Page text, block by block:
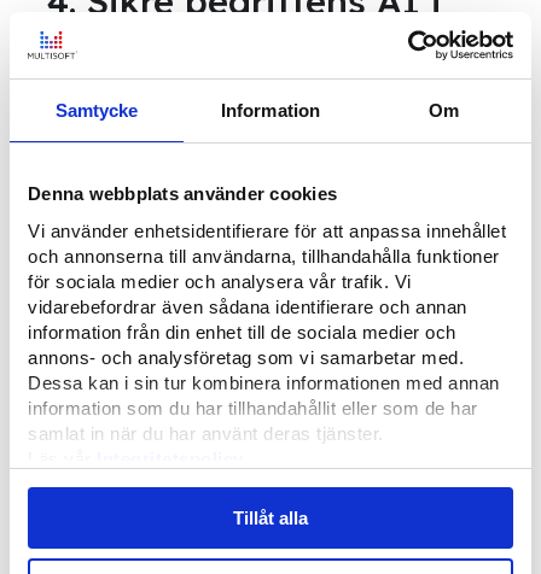
Samtycke Information Om
Denna webbplats använder cookies
Vi använder enhetsidentifierare för att anpassa innehållet
och annonserna till användarna, tillhandahålla funktioner
för sociala medier och analysera vår trafik. Vi
vidarebefordrar även sådana identifierare och annan
information från din enhet till de sociala medier och
annons- och analysföretag som vi samarbetar med.
Dessa kan i sin tur kombinera informationen med annan
information som du har tillhandahållit eller som de har
samlat in när du har använt deras tjänster.
Läs mer om våraCookies
Tillåt alla
hybrid eller lokalt når
data ikke må forlates
I mange organisasjoner er ikke spørsmålet
kan brukes uten å bryte med krav.
Arkitektur blir kritisk, spesielt for sensitive,
personlige eller forretningskritiske data.
IMYs veiledning om GDPR og AIer en
god støtte for hvordan personopplysninger,
formål og åpenhet må håndteres når AI
brukes.
Hvis du vet at visse datatyper ikke har lov
til å forlate et bestemt miljø, bør du bygge